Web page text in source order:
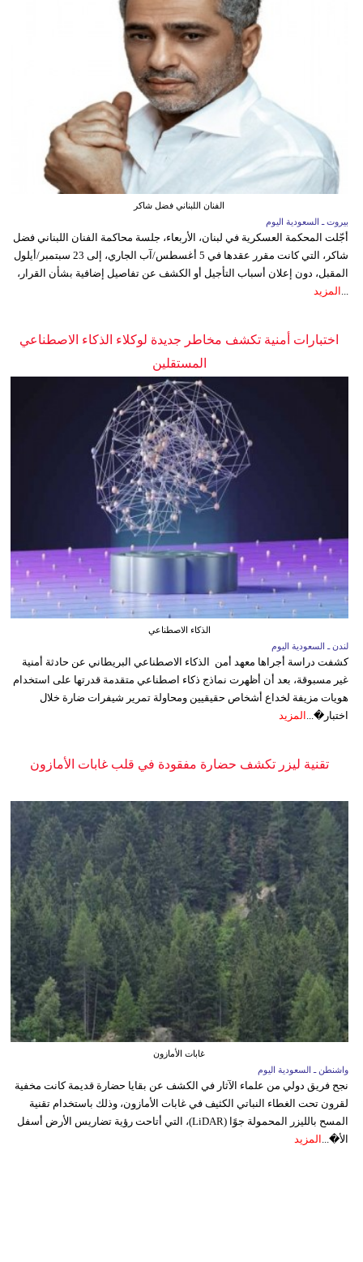
الفنان اللبناني فضل شاكر
بيروت ـ السعودية اليوم
أجّلت المحكمة العسكرية في لبنان، الأربعاء، جلسة محاكمة الفنان اللبناني فضل
شاكر، التي كانت مقرر عقدها في 5 أغسطس/آب الجاري، إلى 23 سبتمبر/أيلول
المقبل، دون إعلان أسباب التأجيل أو الكشف عن تفاصيل إضافية بشأن القرار،
المزيد
اختبارات أمنية تكشف مخاطر جديدة لوكلاء الذكاء الاصطناعي
المستقلين
الذكاء الاصطناعي
لندن ـ السعودية اليوم
كشفت دراسة أجراها معهد أمن الذكاء الاصطناعي البريطاني عن حادثة أمنية
غير مسبوقة، بعد أن أظهرت نماذج ذكاء اصطناعي متقدمة قدرتها على استخدام
هويات مزيفة لخداع أشخاص حقيقيين ومحاولة تمرير شيفرات ضارة خلال
اختبار�... المزيد
تقنية ليزر تكشف حضارة مفقودة في قلب غابات الأمازون
غابات الأمازون
واشنطن ـ السعودية اليوم
نجح فريق دولي من علماء الآثار في الكشف عن بقايا حضارة قديمة كانت مخفية
لقرون تحت الغطاء النباتي الكثيف في غابات الأمازون، وذلك باستخدام تقنية
المسح بالليزر المحمولة جوًا (LiDAR)، التي أتاحت رؤية تضاريس الأرض أسفل
الأ�... المزيد